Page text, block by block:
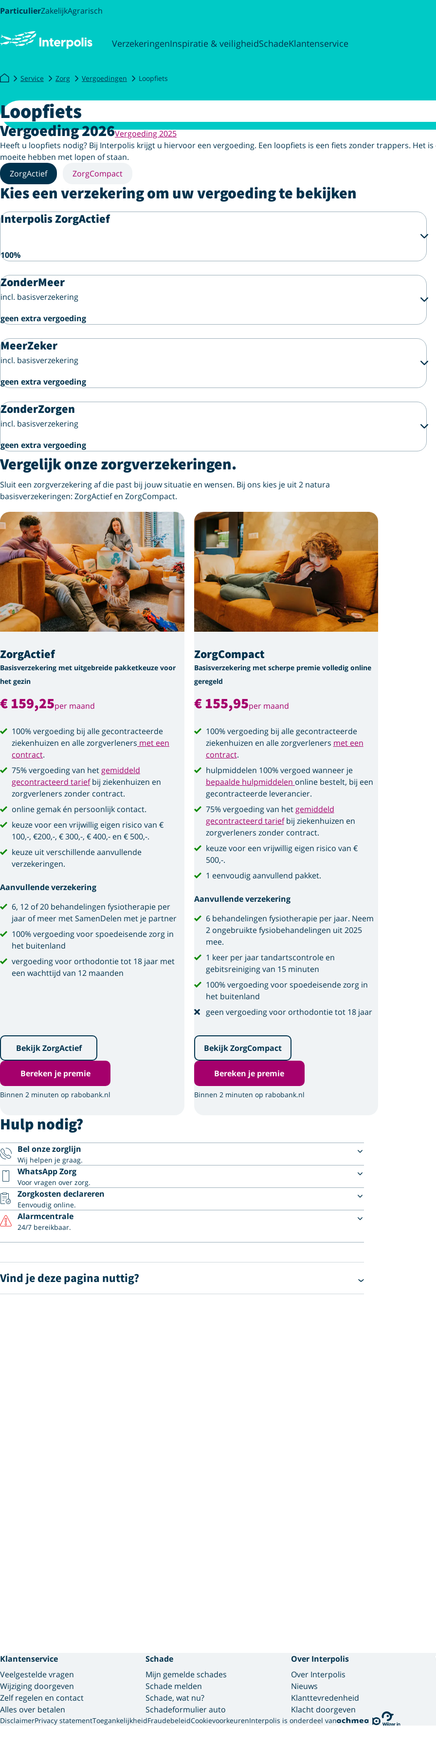
ParticulierZakelijkAgrarisch
VerzekeringenInspiratie & veiligheidSchadeKlantenservice
Service Zorg Vergoedingen Loopfiets
Loopfiets
Vergoeding 2026Vergoeding 2025
Heeft u loopfiets nodig? Bij Interpolis krijgt u hiervoor een vergoeding. Een loopfiets is een fiets zonder trappers. Het
moeite hebben met lopen of staan.
ZorgActief
ZorgCompact
Kies een verzekering om uw vergoeding te bekijken
Interpolis ZorgActief
100%
ZonderMeer
incl. basisverzekering
geen extra vergoeding
MeerZeker
incl. basisverzekering
geen extra vergoeding
ZonderZorgen
incl. basisverzekering
geen extra vergoeding
Vergelijk onze zorgverzekeringen.
Sluit een zorgverzekering af die past bij jouw situatie en wensen. Bij ons kies je uit 2 natura
basisverzekeringen: ZorgActief en ZorgCompact.
ZorgActief
Basisverzekering met uitgebreide pakketkeuze voor
het gezin
€ 159,25per maand
100% vergoeding bij alle gecontracteerde
ziekenhuizen en alle zorgverleners met een
contract.
75% vergoeding van het gemiddeld
gecontracteerd tariefbij ziekenhuizen en
zorgverleners zonder contract.
online gemak én persoonlijk contact.
keuze voor een vrijwillig eigen risico van €
100,-, €200,-, € 300,-, € 400,- en € 500,-.
keuze uit verschillende aanvullende
verzekeringen.
Aanvullende verzekering
6, 12 of 20 behandelingen fysiotherapie per
jaar of meer met SamenDelen met je partner
100% vergoeding voor spoedeisende zorg in
het buitenland
vergoeding voor orthodontie tot 18 jaar met
een wachttijd van 12 maanden
Bekijk ZorgActief
Bereken je premie
Binnen 2 minuten op rabobank.nl
ZorgCompact
Basisverzekering met scherpe premie volledig online
geregeld
€ 155,95per maand
100% vergoeding bij alle gecontracteerde
ziekenhuizen en alle zorgverleners met een
contract.
hulpmiddelen 100% vergoed wanneer je
bepaalde hulpmiddelen online bestelt, bij een
gecontracteerde leverancier.
75% vergoeding van het gemiddeld
gecontracteerd tariefbij ziekenhuizen en
zorgverleners zonder contract.
keuze voor een vrijwillig eigen risico van €
500,-.
1 eenvoudig aanvullend pakket.
Aanvullende verzekering
6 behandelingen fysiotherapie per jaar. Neem
2 ongebruikte fysiobehandelingen uit 2025
mee.
1 keer per jaar tandartscontrole en
gebitsreiniging van 15 minuten
100% vergoeding voor spoedeisende zorg in
het buitenland
geen vergoeding voor orthodontie tot 18 jaar
Bekijk ZorgCompact
Bereken je premie
Binnen 2 minuten op rabobank.nl
Hulp nodig?
Bel onze zorglijn
Wij helpen je graag.
WhatsApp Zorg
Voor vragen over zorg.
Zorgkosten declareren
Eenvoudig online.
Alarmcentrale
24/7 bereikbaar.
Vind je deze pagina nuttig?
Klantenservice
Veelgestelde vragen
Wijziging doorgeven
Zelf regelen en contact
Alles over betalen
Schade
Mijn gemelde schades
Schade melden
Schade, wat nu?
Schadeformulier auto
Over Interpolis
Over Interpolis
Nieuws
Klanttevredenheid
Klacht doorgeven
DisclaimerPrivacy statementToegankelijkheidFraudebeleidCookievoorkeurenInterpolis is onderdeel van